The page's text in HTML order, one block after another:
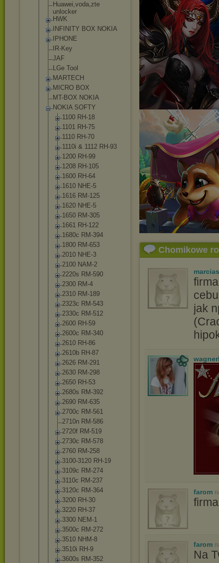
Huawei,voda,zte
unlocker
HWK
INFINITY BOX NOKIA
IPHONE
IR-Key
JAF
LGe Tool
MARTECH
MICRO BOX
MT-BOX NOKIA
NOKIA SOFTY
1100 RH-18
1101 RH-75
1110 RH-70
1110i & 1112 RH-93
1200 RH-99
1208 RH-105
1600 RH-64
1610 NHE-5
1616 RM-125
1620 NHE-5
1650 RM-305
1661 RH-122
1680c RM-394
1800 RM-653
2010 NHE-3
2100 NAM-2
2220s RM-590
2300 RM-4
2310 RM-189
2323c RM-543
2330c RM-512
2600 RH-59
2600c RM-340
2610 RH-86
2610b RH-87
2626 RM-291
2630 RM-298
2650 RH-53
2680s RM-392
2690 RM-635
2700c RM-561
2710n RM-586
2720f RM-519
2730c RM-578
2760 RM-258
3100-3120 RH-19
3109c RM-274
3110c RM-237
3120c RM-364
3200 RH-30
3220 RH-37
3300 NEM-1
3500c RM-272
3510 NHM-8
3510i RH-9
3600s RM-352
Chomikowe
jak
farom
farom
Na